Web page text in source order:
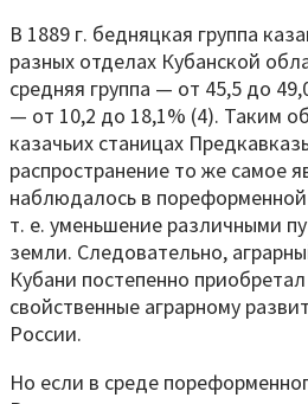
В 1889 г. бедняцкая группа
разных отделах Кубанской
средняя группа — от 45,5 до
— от 10,2 до 18,1% (4). Таким
казачьих станицах
распространение то же самое
наблюдалось в
т. е. уменьшение различными
земли. Следовательно,
Кубани постепенно
свойственные аграрному
России.
Но если в среде